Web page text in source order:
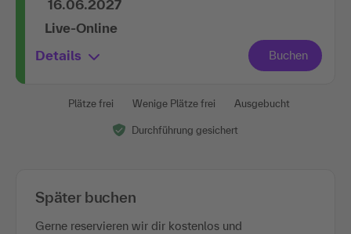
16.06.2027
Live-Online
Details
Plätze frei Wenige Plätze frei Ausgebucht
Durchführung gesichert
Später buchen
Gerne reservieren wir dir kostenlos und